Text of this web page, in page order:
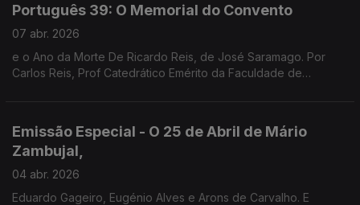
Português 39: O Memorial do Convento
07 abr. 2026
e o Ano da Morte De Ricardo Reis, de José Saramago. Por
Carlos Reis, Prof Catedrático Emérito da Faculdade de
Emissão Especial - O 25 de Abril de Mário
Zambujal,
04 abr. 2026
Eduardo Gageiro, Eugénio Alves e Arons de Carvalho. E